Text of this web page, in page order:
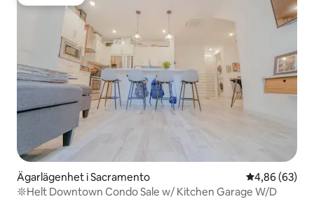
Ägarlägenhet i Sacramento 4,86 av 5 i
4,86 (63)
𖤓Helt Downtown Condo Sale w/ Kitchen Garage W/D